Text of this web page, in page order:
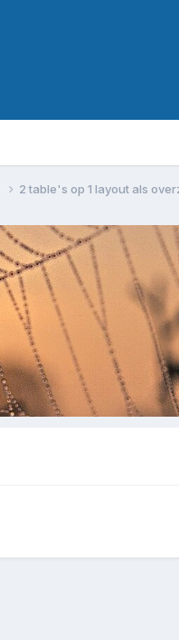
2 table's op 1 layout als